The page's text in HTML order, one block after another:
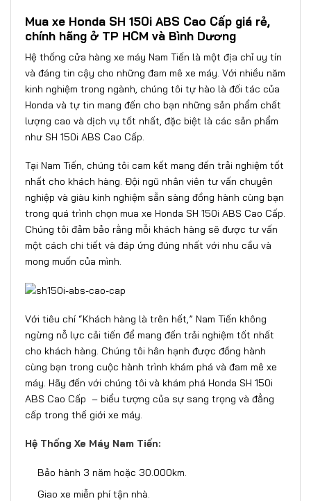
Mua xe Honda SH 150i ABS Cao Cấp giá rẻ,
chính hãng ở TP HCM và Bình Dương
Hệ thống cửa hàng xe máy Nam Tiến là một địa chỉ uy tín
và đáng tin cậy cho những đam mê xe máy. Với nhiều năm
kinh nghiệm trong ngành, chúng tôi tự hào là đối tác của
Honda và tự tin mang đến cho bạn những sản phẩm chất
lượng cao và dịch vụ tốt nhất, đặc biệt là các sản phẩm
như SH 150i ABS Cao Cấp.
Tại Nam Tiến, chúng tôi cam kết mang đến trải nghiệm tốt
nhất cho khách hàng. Đội ngũ nhân viên tư vấn chuyên
nghiệp và giàu kinh nghiệm sẵn sàng đồng hành cùng bạn
trong quá trình chọn mua xe Honda SH 150i ABS Cao Cấp.
Chúng tôi đảm bảo rằng mỗi khách hàng sẽ được tư vấn
một cách chi tiết và đáp ứng đúng nhất với nhu cầu và
mong muốn của mình.
Với tiêu chí “Khách hàng là trên hết,” Nam Tiến không
ngừng nỗ lực cải tiến để mang đến trải nghiệm tốt nhất
cho khách hàng. Chúng tôi hân hạnh được đồng hành
cùng bạn trong cuộc hành trình khám phá và đam mê xe
máy. Hãy đến với chúng tôi và khám phá Honda SH 150i
ABS Cao Cấp – biểu tượng của sự sang trọng và đẳng
cấp trong thế giới xe máy.
Hệ Thống Xe Máy Nam Tiến:
Bảo hành 3 năm hoặc 30.000km.
Giao xe miễn phí tận nhà.